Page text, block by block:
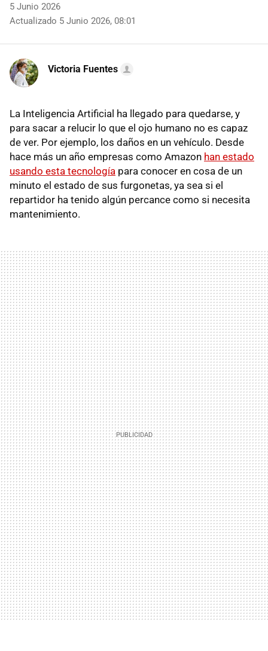
5 Junio 2026
Actualizado 5 Junio 2026, 08:01
Victoria Fuentes
La Inteligencia Artificial ha llegado para quedarse, y
para sacar a relucir lo que el ojo humano no es capaz
de ver. Por ejemplo, los daños en un vehículo. Desde
hace más un año empresas como Amazon han estado
usando esta tecnología para conocer en cosa de un
minuto el estado de sus furgonetas, ya sea si el
repartidor ha tenido algún percance como si necesita
mantenimiento.